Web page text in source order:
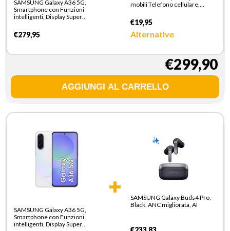
SAMSUNG Galaxy A36 5G,
Smartphone con Funzioni
intelligenti, Display Super
128GB, Camera 50MP,
Batteria 5.000 mAh, IP67,
€279,95
mobili Telefono cellulare,
Ricarica rapida Interno
€19,95
Alternative
€299,90
SAMSUNG Galaxy A36 5G,
Smartphone con Funzioni
intelligenti, Display Super
SAMSUNG Galaxy Buds4 Pro,
Black, ANC migliorata, AI